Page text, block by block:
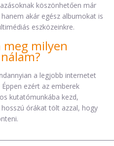
köszönhetően már
akár egész albumokat is
eszközeinkre.
milyen
a legjobb internetet
ezért az emberek
kutatómunkába kezd,
órákat tölt azzal, hogy